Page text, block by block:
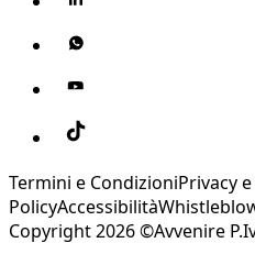
Termini e CondizioniPrivacy
PolicyAccessibilità
Copyright 2026 ©Avvenire